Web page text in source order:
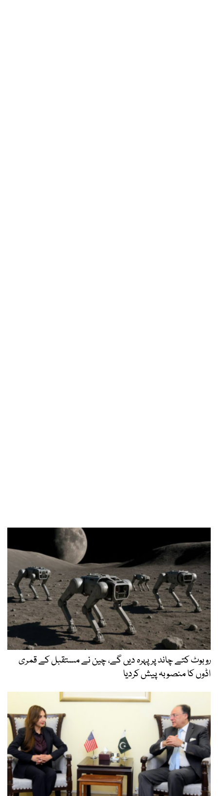
روبوٹ کتے چاند پر پہرہ دیں گے، چین نے مستقبل کے قمری
اڈوں کا منصوبہ پیش کردیا